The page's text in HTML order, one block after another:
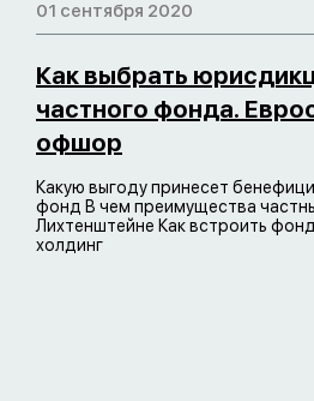
01 сентября 2020
Как выбрать
частного фонда.
офшор
Какую выгоду принесет
фонд В чем преимущества
Лихтенштейне Как встроить
холдинг